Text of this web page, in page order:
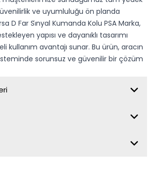
ve uyumluluğu ön planda
D Far Si̇nyal Kumanda Kolu PSA Marka,
yapısı ve dayanıklı tasarımı
kullanım avantajı sunar. Bu ürün, aracın
sorunsuz ve güvenilir bir çözüm